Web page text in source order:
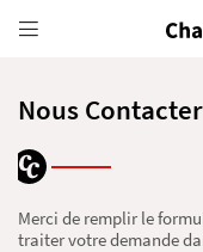

04 75 35 96 93
Nous Contacter
Merci de remplir le
traiter votre demande